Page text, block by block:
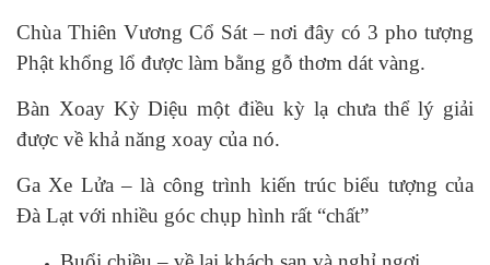
Chùa Thiên Vương Cổ Sát – nơi đây có 3 pho tượng
Phật khổng lổ được làm bằng gỗ thơm dát vàng.
Bàn Xoay Kỳ Diệu một điều kỳ lạ chưa thể lý giải
được về khả năng xoay của nó.
Ga Xe Lửa – là công trình kiến trúc biểu tượng của
Đà Lạt với nhiều góc chụp hình rất “chất”